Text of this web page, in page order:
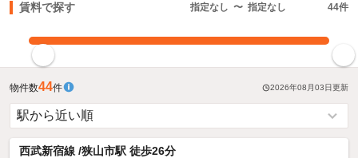
賃料で探す 指定なし 〜 指定なし 44件
物件数44件 2026年08月03日更新
西武新宿線 /狭山市駅 徒歩26分